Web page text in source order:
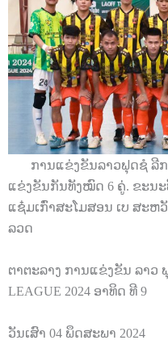
ການແຂ່ງຂັນລາວຟຸດຊໍ ລີກ
ແຂ່ງຂັນກັນທັງໝົດ 6 ຄູ່. ຂະນ
ແຊ໋ມເກົ່າສະໂມສອນ ເບ ສະຫ
ລວດ
ຕາຕະລາງ ການແຂ່ງຂັນ ລາວ
LEAGUE 2024 ອາທິດ ທີ 9
ວັນເສົາ 04 ພຶດສະພາ 2024